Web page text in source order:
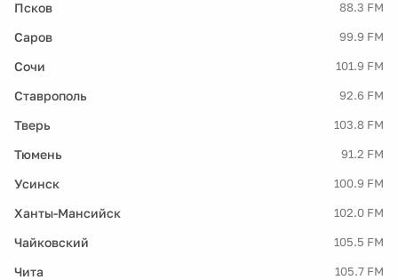
Псков 88.3 FM
Саров 99.9 FM
Сочи 101.9 FM
Ставрополь 92.6 FM
Тверь 103.8 FM
Тюмень 91.2 FM
Усинск 100.9 FM
Ханты-Мансийск 102.0 FM
Чайковский 105.5 FM
Чита 105.7 FM